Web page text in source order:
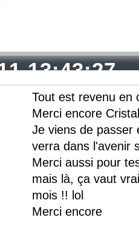
13:43:27
Tout est revenu en
Merci encore
Je viens de passer
verra dans l'avenir
Merci aussi pour
mais là, ça vaut
mois !! lol
Merci encore